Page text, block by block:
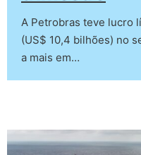
A Petrobras teve lucro
(US$ 10,4 bilhões) no
a mais em…